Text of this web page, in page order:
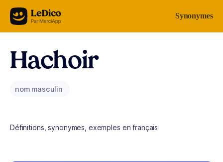
Aller au contenu Synonymes
Hachoir
nom masculin
Définitions, synonymes, exemples en français